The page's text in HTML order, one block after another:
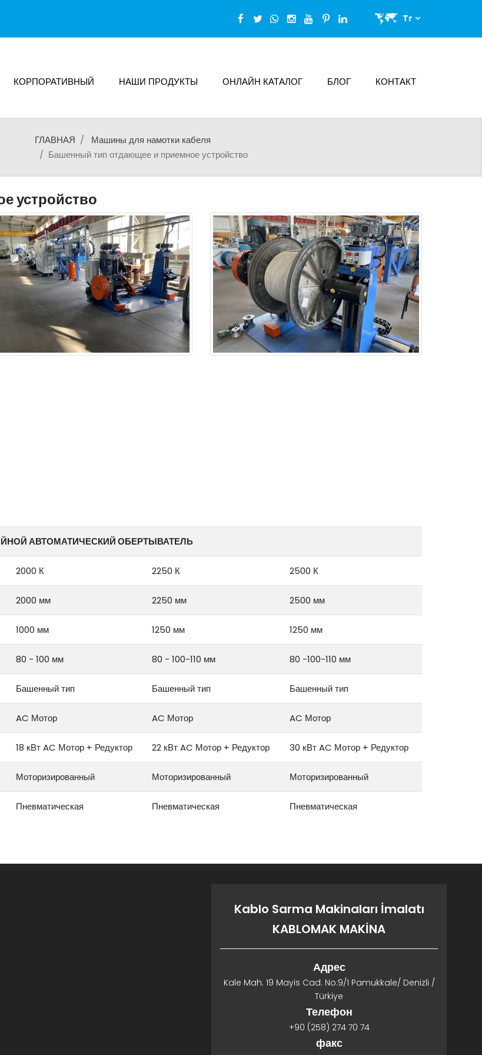
Tr
КОРПОРАТИВНЫЙ НАШИ ПРОДУКТЫ ОНЛАЙН КАТАЛОГ БЛОГ КОНТАКТ
ГЛАВНАЯ
Машины для намотки кабеля
Башенный тип отдающее и приемное устройство
устройство
АВТОМАТИЧЕСКИЙ ОБЕРТЫВАТЕЛЬ
2000 К 2250 К 2500 К
2000 мм 2250 мм 2500 мм
1000 мм 1250 мм 1250 мм
80 - 100 мм 80 - 100-110 мм 80 -100-110 мм
Башенный тип Башенный тип Башенный тип
AC Мотор AC Мотор AC Мотор
18 кВт AC Мотор + Редуктор 22 кВт AC Мотор + Редуктор 30 кВт AC Мотор + Редуктор
Моторизированный Моторизированный Моторизированный
Пневматическая Пневматическая Пневматическая
Kablo Sarma Makinaları İmalatı
KABLOMAK MAKİNA
Адрес
Kale Mah. 19 Mayis Cad. No:9/1 Pamukkale/ Denizli /
Türkiye
Телефон
+90 (258) 274 70 74
факс